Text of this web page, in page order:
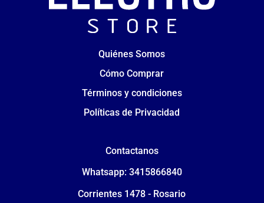
Quiénes Somos
Cómo Comprar
Términos y condiciones
Políticas de Privacidad
Contactanos
Whatsapp: 3415866840
Corrientes 1478 - Rosario